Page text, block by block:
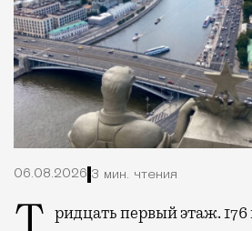
06.08.2026 3 мин. чтения